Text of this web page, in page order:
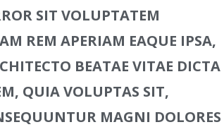
SIT VOLUPTATEM
REM APERIAM EAQUE IPSA,
BEATAE VITAE DICTA
QUIA VOLUPTAS SIT,
MAGNI DOLORES